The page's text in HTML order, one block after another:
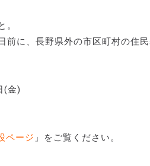
。
に、長野県外の市区町村の住
(金)
ページ 」をご覧ください。